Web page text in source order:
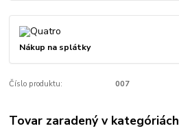
Nákup na splátky
Číslo produktu: 007
Tovar zaradený v kategóriách